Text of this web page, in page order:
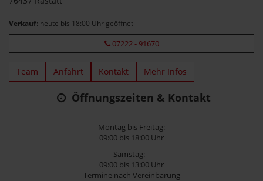
Verkauf: heute bis 18:00 Uhr geöffnet
07222 - 91670
Team Anfahrt Kontakt Mehr Infos
Öffnungszeiten & Kontakt
Montag bis Freitag:
09:00 bis 18:00 Uhr
Samstag:
09:00 bis 13:00 Uhr
Termine nach Vereinbarung